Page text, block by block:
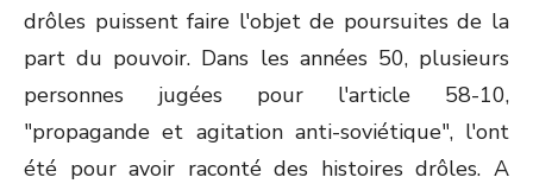
drôles puissent faire l'objet de poursuites de la
part du pouvoir. Dans les années 50, plusieurs
personnes jugées pour l'article 58-10,
"propagande et agitation anti-soviétique", l'ont
été pour avoir raconté des histoires drôles. A